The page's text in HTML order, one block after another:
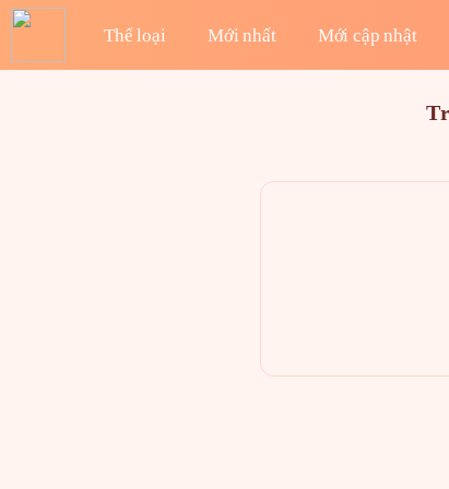
Thể loại Mới nhất Mới cập nhật